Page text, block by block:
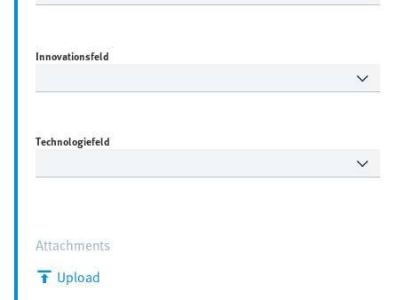
Innovationsfeld
Technologiefeld
Attachments
Upload